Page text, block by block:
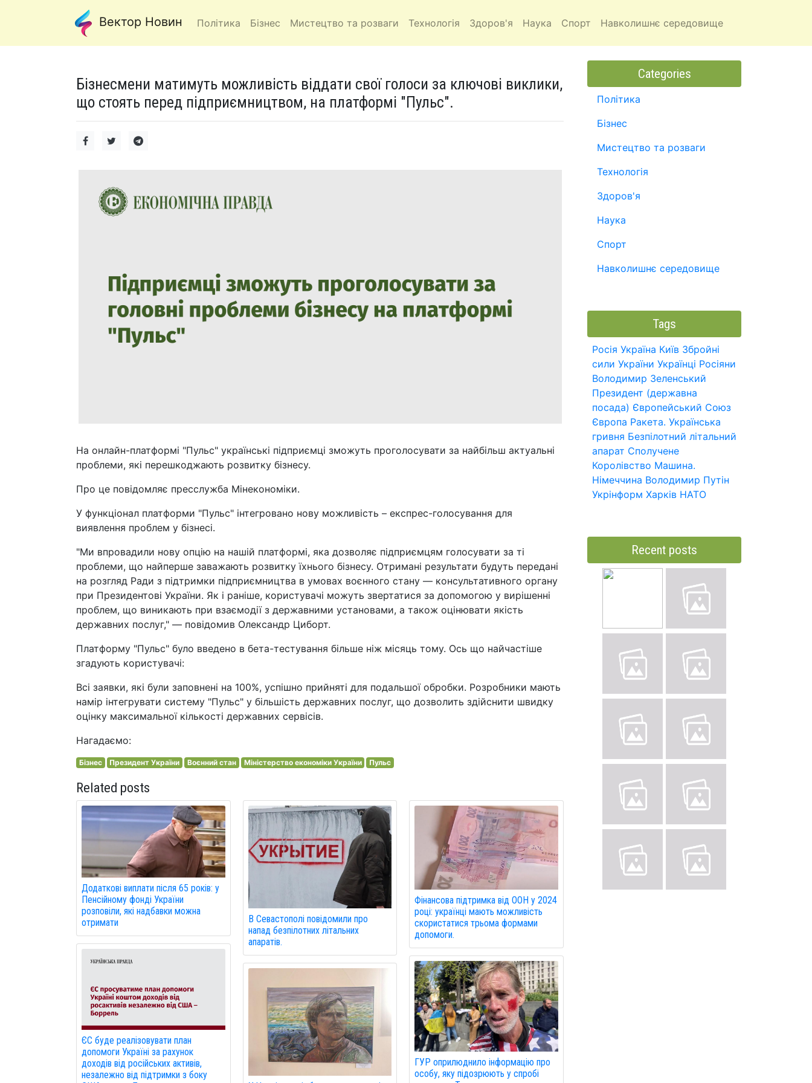
Вектор Новин Політика Бізнес Мистецтво та розваги Технологія Здоров'я Наука Спорт Навколишнє середовище
Бізнесмени матимуть можливість віддати свої голоси за ключові виклики,
що стоять перед підприємництвом, на платформі "Пульс".
На онлайн-платформі "Пульс" українські підприємці зможуть проголосувати за найбільш актуальні
проблеми, які перешкоджають розвитку бізнесу.
Про це повідомляє пресслужба Мінекономіки.
У функціонал платформи "Пульс" інтегровано нову можливість – експрес-голосування для
виявлення проблем у бізнесі.
"Ми впровадили нову опцію на нашій платформі, яка дозволяє підприємцям голосувати за ті
проблеми, що найперше заважають розвитку їхнього бізнесу. Отримані результати будуть передані
на розгляд Ради з підтримки підприємництва в умовах воєнного стану — консультативного органу
при Президентові України. Як і раніше, користувачі можуть звертатися за допомогою у вирішенні
проблем, що виникають при взаємодії з державними установами, а також оцінювати якість
державних послуг," — повідомив Олександр Циборт.
Платформу "Пульс" було введено в бета-тестування більше ніж місяць тому. Ось що найчастіше
згадують користувачі:
Всі заявки, які були заповнені на 100%, успішно прийняті для подальшої обробки. Розробники мають
намір інтегрувати систему "Пульс" у більшість державних послуг, що дозволить здійснити швидку
оцінку максимальної кількості державних сервісів.
Нагадаємо:
Бізнес Президент України Воєнний стан Міністерство економіки України Пульс
Related posts
Додаткові виплати після 65 років: у
Пенсійному фонді України
розповіли, які надбавки можна
отримати
ЄС буде реалізовувати план
допомоги Україні за рахунок
доходів від російських активів,
незалежно від підтримки з боку
В Севастополі повідомили про
напад безпілотних літальних
апаратів.
Фінансова підтримка від ООН у 2024
році: українці мають можливість
скористатися трьома формами
допомоги.
ГУР оприлюднило інформацію про
особу, яку підозрюють у спробі
Categories
Політика
Бізнес
Мистецтво та розваги
Технологія
Здоров'я
Наука
Спорт
Навколишнє середовище
Tags
Росія Україна Київ Збройні
сили України Українці Росіяни
Володимир Зеленський
Президент (державна
посада) Європейський Союз
Європа Ракета. Українська
гривня Безпілотний літальний
апарат Сполучене
Королівство Машина.
Німеччина Володимир Путін
Укрінформ Харків НАТО
Recent posts